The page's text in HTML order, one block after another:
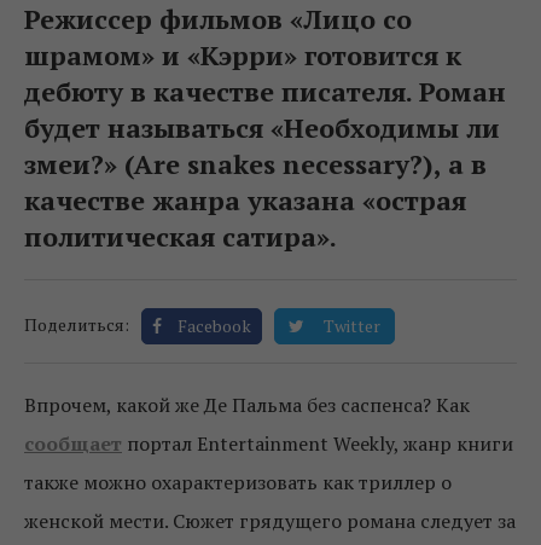
Режиссер фильмов «Лицо со
шрамом» и «Кэрри» готовится к
дебюту в качестве писателя. Роман
будет называться «Необходимы ли
змеи?» (Are snakes necessary?), а в
качестве жанра указана «острая
политическая сатира».
Поделиться: Facebook Twitter
Впрочем, какой же Де Пальма без саспенса? Как
сообщает портал Entertainment Weekly, жанр книги
также можно охарактеризовать как триллер о
женской мести. Сюжет грядущего романа следует за